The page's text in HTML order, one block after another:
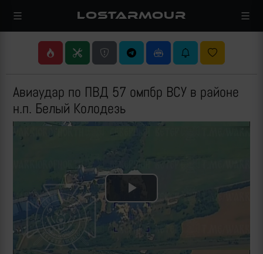
LOSTARMOUR
Авиаудар по ПВД 57 омпбр ВСУ в районе
н.п. Белый Колодезь
Play
Video